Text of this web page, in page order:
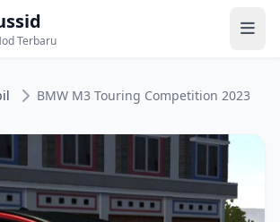
Terbaru
BMW M3 Touring Competition 2023